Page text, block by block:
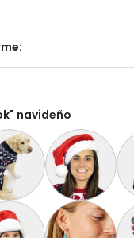
navideño
Unisex Árboles,
de Navidad para
Gorro